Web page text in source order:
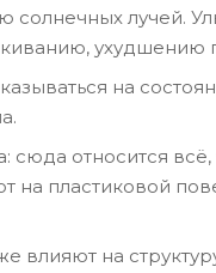
лучей.
ухудшению
на
относится всё,
на пластиковой
влияют на